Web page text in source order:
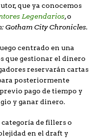
que ya conocemos
Legendarios, o
Gotham City Chronicles.
centrado en una
que gestionar el dinero
reservarán cartas
posteriormente
pago de tiempo y
y ganar dinero.
categoría de fillers o
en el draft y